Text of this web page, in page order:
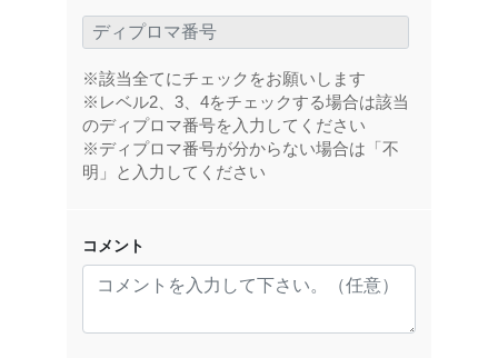
※該当全てにチェックをお願いします
※レベル2、3、4をチェックする場合は該当
のディプロマ番号を入力してください
※ディプロマ番号が分からない場合は「不
明」と入力してください
コメント